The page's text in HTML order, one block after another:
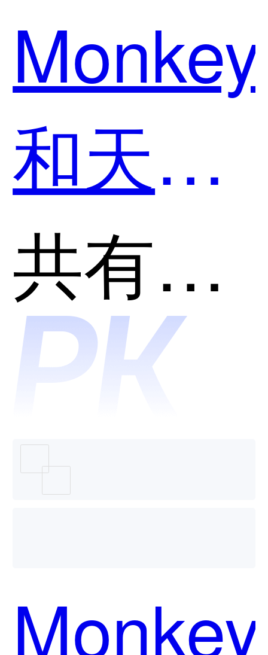
和天工
智码
哪个好
共有分类：开发者工具